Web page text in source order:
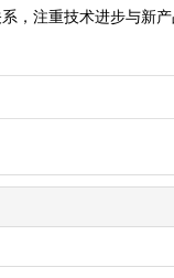
，注重技术进步与新